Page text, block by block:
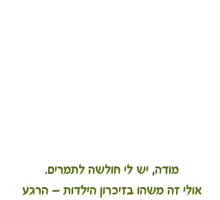
מודה, יש לי חולשה לתמרים.
אולי זה משהו בזיכרון הילדות — הרגע